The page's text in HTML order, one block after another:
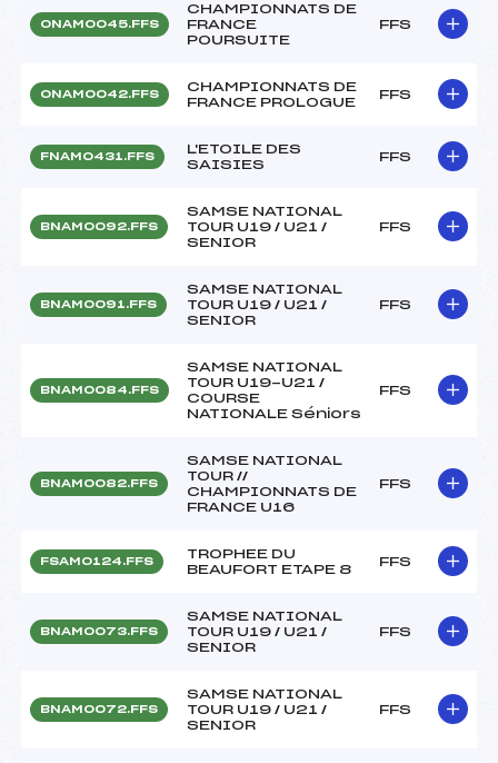
ONAM0045.FFS
CHAMPIONNATS DE
FRANCE
POURSUITE
FFS
ONAM0042.FFS
CHAMPIONNATS DE
FRANCE PROLOGUE
FFS
FNAM0431.FFS
L'ETOILE DES
SAISIES
FFS
BNAM0092.FFS
SAMSE NATIONAL
TOUR U19 / U21 /
SENIOR
FFS
BNAM0091.FFS
SAMSE NATIONAL
TOUR U19 / U21 /
SENIOR
FFS
BNAM0084.FFS
SAMSE NATIONAL
TOUR U19-U21 /
COURSE
NATIONALE Séniors
FFS
BNAM0082.FFS
SAMSE NATIONAL
TOUR //
CHAMPIONNATS DE
FRANCE U16
FFS
FSAM0124.FFS
TROPHEE DU
BEAUFORT ETAPE 8
FFS
BNAM0073.FFS
SAMSE NATIONAL
TOUR U19 / U21 /
SENIOR
FFS
BNAM0072.FFS
SAMSE NATIONAL
TOUR U19 / U21 /
SENIOR
FFS